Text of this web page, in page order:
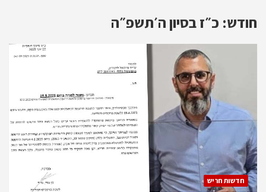
חודש: כ״ז בסיון ה׳תשפ״ה
חדשות חריש